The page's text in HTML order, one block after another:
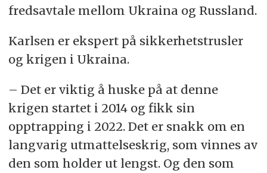
fredsavtale mellom Ukraina og Russland.
Karlsen er ekspert på sikkerhetstrusler
og krigen i Ukraina.
– Det er viktig å huske på at denne
krigen startet i 2014 og fikk sin
opptrapping i 2022. Det er snakk om en
langvarig utmattelseskrig, som vinnes av
den som holder ut lengst. Og den som